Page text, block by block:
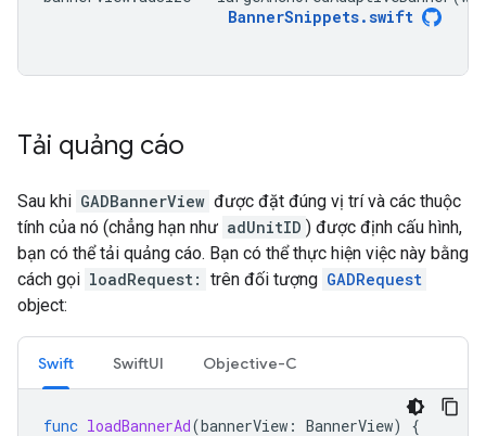
BannerSnippets.swift
Tải quảng cáo
Sau khi GADBannerView được đặt đúng vị trí và các thuộc
tính của nó (chẳng hạn như adUnitID ) được định cấu hình,
bạn có thể tải quảng cáo. Bạn có thể thực hiện việc này bằng
cách gọi loadRequest: trên đối tượng GADRequest
object:
Swift SwiftUI Objective-C
func loadBannerAd(bannerView : BannerView) {